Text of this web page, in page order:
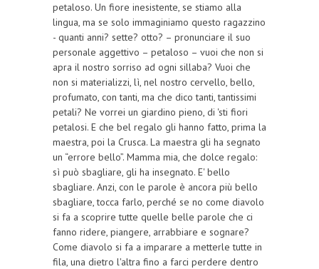
petaloso. Un fiore inesistente, se stiamo alla
lingua, ma se solo immaginiamo questo ragazzino
- quanti anni? sette? otto? – pronunciare il suo
personale aggettivo – petaloso – vuoi che non si
apra il nostro sorriso ad ogni sillaba? Vuoi che
non si materializzi, lì, nel nostro cervello, bello,
profumato, con tanti, ma che dico tanti, tantissimi
petali? Ne vorrei un giardino pieno, di 'sti fiori
petalosi. E che bel regalo gli hanno fatto, prima la
maestra, poi la Crusca. La maestra gli ha segnato
un “errore bello”. Mamma mia, che dolce regalo:
sì può sbagliare, gli ha insegnato. E' bello
sbagliare. Anzi, con le parole è ancora più bello
sbagliare, tocca farlo, perché se no come diavolo
si fa a scoprire tutte quelle belle parole che ci
fanno ridere, piangere, arrabbiare e sognare?
Come diavolo si fa a imparare a metterle tutte in
fila, una dietro l'altra fino a farci perdere dentro